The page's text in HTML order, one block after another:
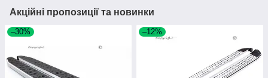
Акційні пропозиції та новинки
–30% –12%